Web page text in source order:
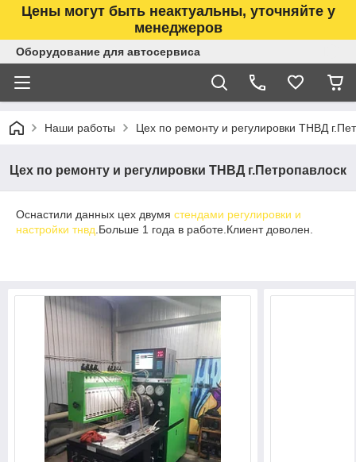
Цены могут быть неактуальны, уточняйте у
менеджеров
Оборудование для автосервиса
Наши работы Цех по ремонту и регулировки ТНВД
Цех по ремонту и регулировки ТНВД г.Петропавлоск
Оснастили данных цех двумя стендами регулировки и
настройки тнвд .Больше 1 года в работе.Клиент доволен.